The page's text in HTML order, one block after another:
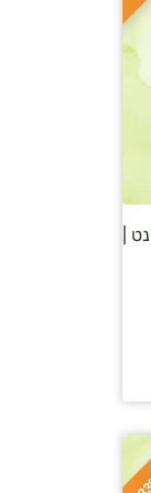
|